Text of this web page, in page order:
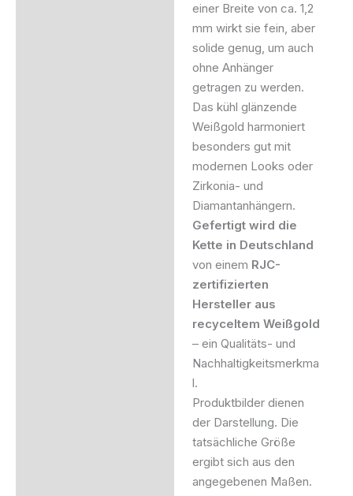
einer Breite von ca. 1,2
mm wirkt sie fein, aber
solide genug, um auch
ohne Anhänger
getragen zu werden.
Das kühl glänzende
Weißgold harmoniert
besonders gut mit
modernen Looks oder
Zirkonia- und
Diamantanhängern.
Gefertigt wird die
Kette in Deutschland
von einem RJC-
zertifizierten
Hersteller aus
recyceltem Weißgold
– ein Qualitäts- und
Nachhaltigkeitsmerkma
l.
Produktbilder dienen
der Darstellung. Die
tatsächliche Größe
ergibt sich aus den
angegebenen Maßen.